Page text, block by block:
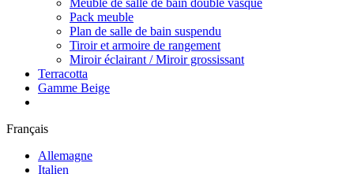
Meuble de salle de bain double vasque
Pack meuble
Plan de salle de bain suspendu
Tiroir et armoire de rangement
Miroir éclairant / Miroir grossissant
Terracotta
Gamme Beige
Français
Allemagne
Italien